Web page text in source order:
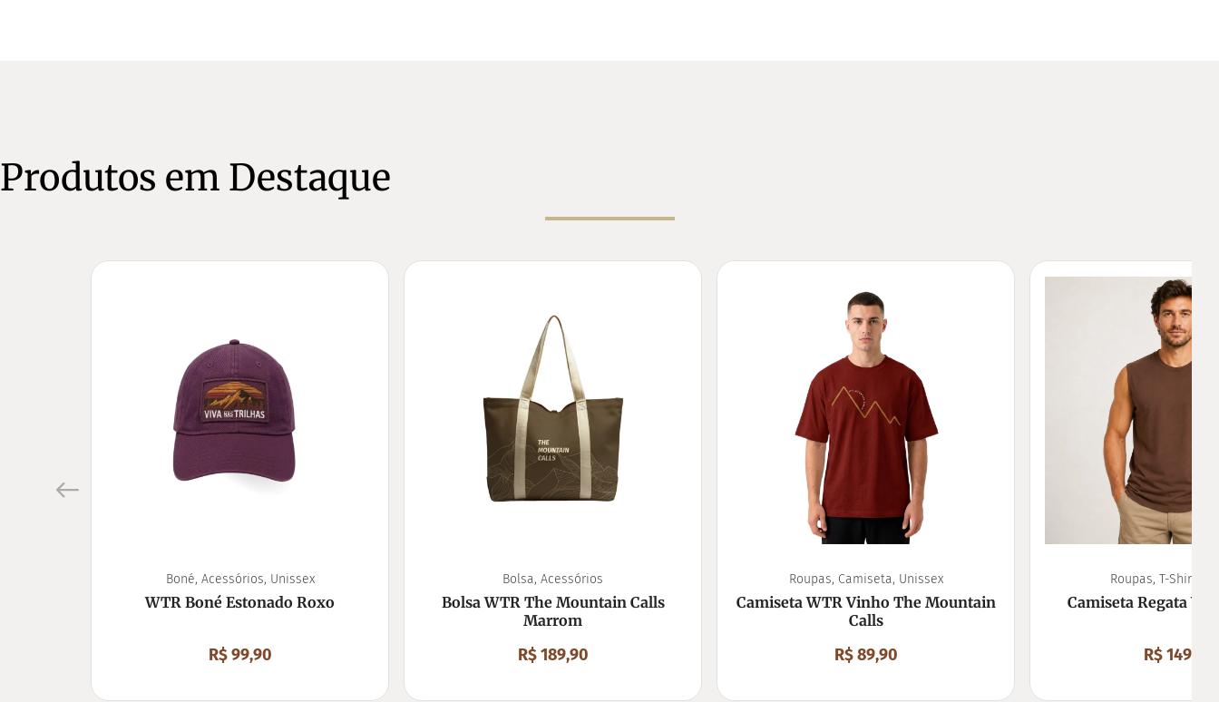
Produtos em Destaque
Boné, Acessórios, Unissex
WTR Boné Estonado Roxo
R$99,90
Bolsa, Acessórios
Bolsa WTR The Mountain Calls
Marrom
R$189,90
Roupas, Camiseta, Unissex
Camiseta WTR Vinho The Mountain
Calls
R$89,90
Roupas, T-Shirt
Camiseta Regata
R$149,90